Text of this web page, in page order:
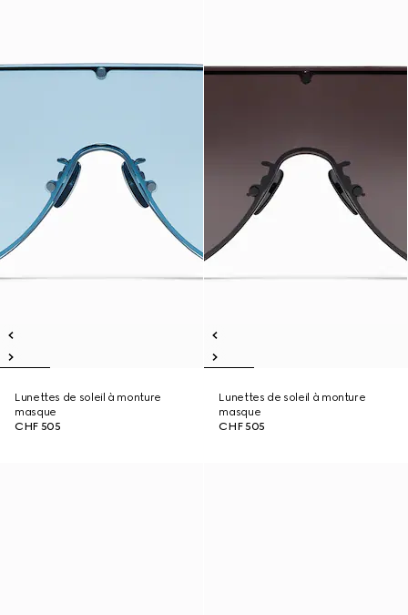
Lunettes de soleil à monture
masque
CHF 505
Lunettes de soleil à monture
masque
CHF 505